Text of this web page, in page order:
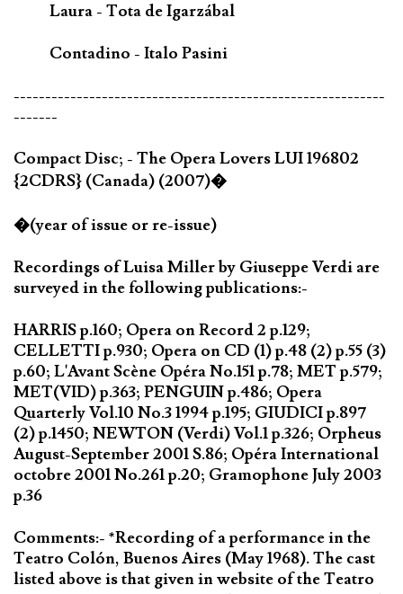
Laura - Tota de Igarzábal
Contadino - Italo Pasini
-----------------------------------------------------------
-------
Compact Disc; - The Opera Lovers LUI 196802
{2CDRS} (Canada) (2007)�
�(year of issue or re-issue)
Recordings of Luisa Miller by Giuseppe Verdi are
surveyed in the following publications:-
HARRIS p.160; Opera on Record 2 p.129;
CELLETTI p.930; Opera on CD (1) p.48 (2) p.55 (3)
p.60; L'Avant Scène Opéra No.151 p.78; MET p.579;
MET(VID) p.363; PENGUIN p.486; Opera
Quarterly Vol.10 No.3 1994 p.195; GIUDICI p.897
(2) p.1450; NEWTON (Verdi) Vol.1 p.326; Orpheus
August-September 2001 S.86; Opéra International
octobre 2001 No.261 p.20; Gramophone July 2003
p.36
Comments:- *Recording of a performance in the
Teatro Colón, Buenos Aires (May 1968). The cast
listed above is that given in website of the Teatro